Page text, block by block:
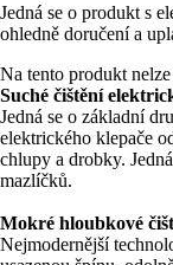
Jedná se o produkt s
ohledně doručení a
Na tento produkt
Suché čištění
Jedná se o základní
elektrického klepače
chlupy a drobky.
mazlíčků.
Mokré hloubkové
Nejmodernější